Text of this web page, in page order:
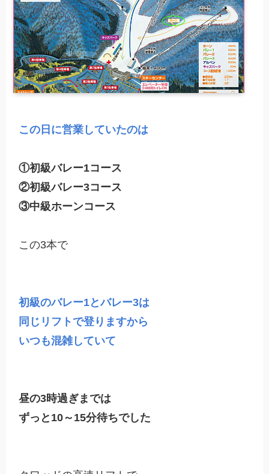
この日に営業していたのは
①初級バレー1コース
②初級バレー3コース
③中級ホーンコース
この3本で
初級のバレー1とバレー3は
同じリフトで登りますから
昼の3時過ぎまでは
ずっと10～15分待ちでした